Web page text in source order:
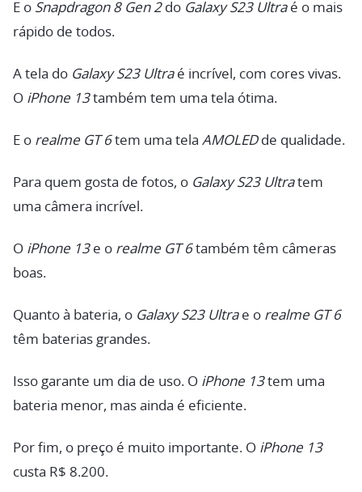
E o Snapdragon 8 Gen 2do Galaxy S23 Ultraé o mais
rápido de todos.
A tela do Galaxy S23 Ultraé incrível, com cores vivas.
O iPhone 13também tem uma tela ótima.
E o realme GT 6tem uma tela AMOLEDde qualidade.
Para quem gosta de fotos, o Galaxy S23 Ultratem
uma câmera incrível.
O iPhone 13e o realme GT 6também têm câmeras
boas.
Quanto à bateria, o Galaxy S23 Ultrae o realme GT 6
têm baterias grandes.
Isso garante um dia de uso. O iPhone 13tem uma
bateria menor, mas ainda é eficiente.
Por fim, o preço é muito importante. O iPhone 13
custa R$ 8.200.